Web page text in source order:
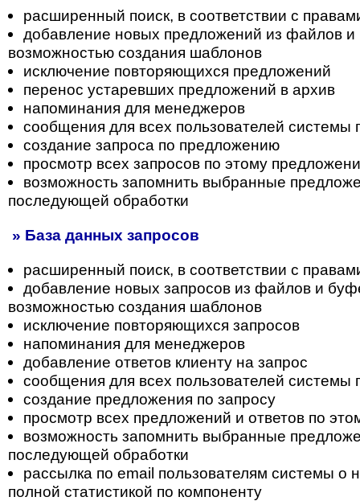
расширенный поиск, в соответствии с
добавление новых предложений из файлов
возможностью создания шаблонов
исключение повторяющихся предложений
перенос устаревших предложений в архив
напоминания для менеджеров
сообщения для всех пользователей
создание запроса по предложению
просмотр всех запросов по этому
возможность запомнить выбранные
последующей обработки
» База данных запросов
расширенный поиск, в соответствии с
добавление новых запросов из файлов и
возможностью создания шаблонов
исключение повторяющихся запросов
напоминания для менеджеров
добавление ответов клиенту на запрос
сообщения для всех пользователей системы
создание предложения по запросу
просмотр всех предложений и ответов по
возможность запомнить выбранные
последующей обработки
рассылка по email пользователям системы о
полной статистикой по компоненту